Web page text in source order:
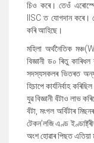
চিও কৰে। তেওঁ
IISCত যোগদান কৰে।
কৰি আহিছে।
মহিলা অৰ্থনৈতিক মঞ্চ(
বিজ্ঞানী ড০ ৰিতু
সদস্যসকলৰ ভিতৰত
হিচাপে কাৰ্যনিৰ্বাহ
যুৱ বিজ্ঞানী বঁটাও লাভ
বঁটা, মংগল অৰ্বিটাৰ
টেকন’লজি এণ্ড
অংশ হোৱাৰ পিছত